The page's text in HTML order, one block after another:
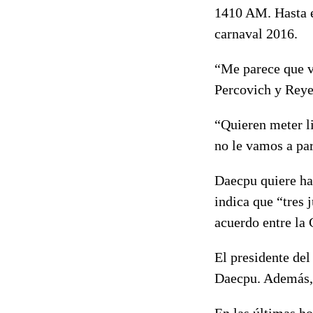
1410 AM. Hasta
carnaval 2016.
“Me parece que
Percovich y
“Quieren meter
no le vamos a
Daecpu quiere
indica que “tres
acuerdo entre la
El presidente
Daecpu.